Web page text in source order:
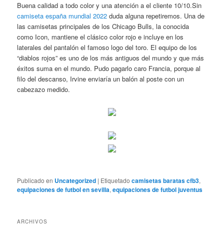
Buena calidad a todo color y una atención a el cliente 10/10.Sin
camiseta españa mundial 2022 duda alguna repetiremos. Una de
las camisetas principales de los Chicago Bulls, la conocida
como Icon, mantiene el clásico color rojo e incluye en los
laterales del pantalón el famoso logo del toro. El equipo de los
“diablos rojos” es uno de los más antiguos del mundo y que más
éxitos suma en el mundo. Pudo pagarlo caro Francia, porque al
filo del descanso, Irvine enviaría un balón al poste con un
cabezazo medido.
Publicado en Uncategorized | Etiquetado camisetas baratas cfb3,
equipaciones de futbol en sevilla,equipaciones de futbol juventus
ARCHIVOS